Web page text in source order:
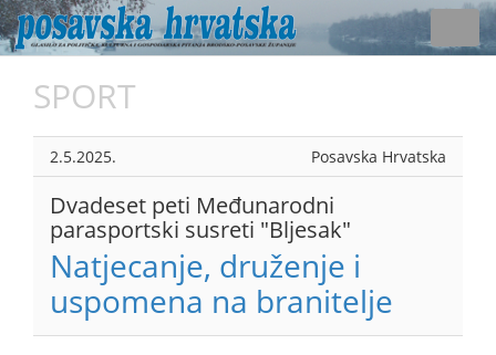
SPORT
2.5.2025. Posavska Hrvatska
Dvadeset peti Međunarodni
parasportski susreti "Bljesak"
Natjecanje, druženje i
uspomena na branitelje